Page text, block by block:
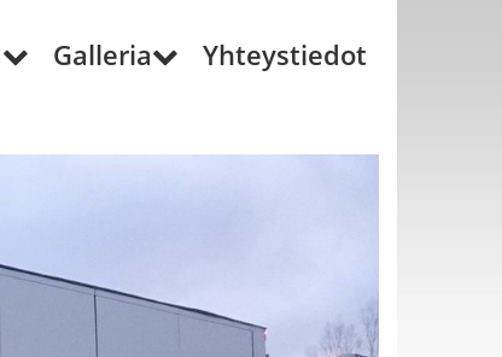
Galleria Yhteystiedot